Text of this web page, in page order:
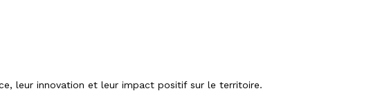
leur innovation et leur impact positif sur le territoire.